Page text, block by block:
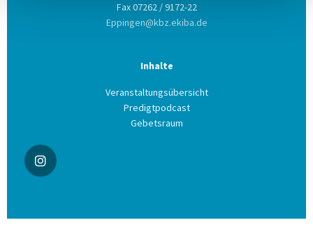
Fax 07262 / 9172-22
Eppingen@kbz.ekiba.de
Inhalte
Veranstaltungsübersicht
Predigtpodcast
Gebetsraum